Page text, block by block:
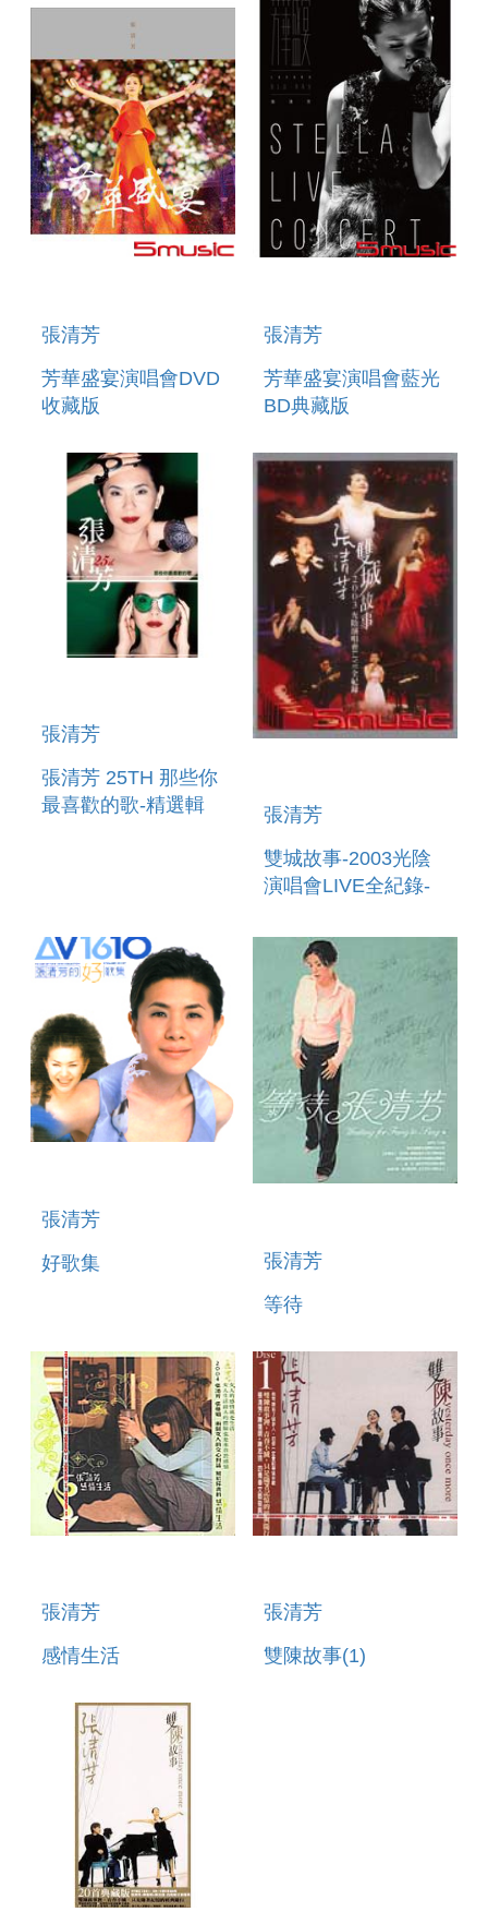
張清芳
芳華盛宴演唱會DVD
收藏版
張清芳
芳華盛宴演唱會藍光
BD典藏版
張清芳
張清芳 25TH 那些你
最喜歡的歌-精選輯
張清芳
雙城故事-2003光陰
演唱會LIVE全紀錄-
張清芳
好歌集
張清芳
等待
張清芳
感情生活
張清芳
雙陳故事(1)